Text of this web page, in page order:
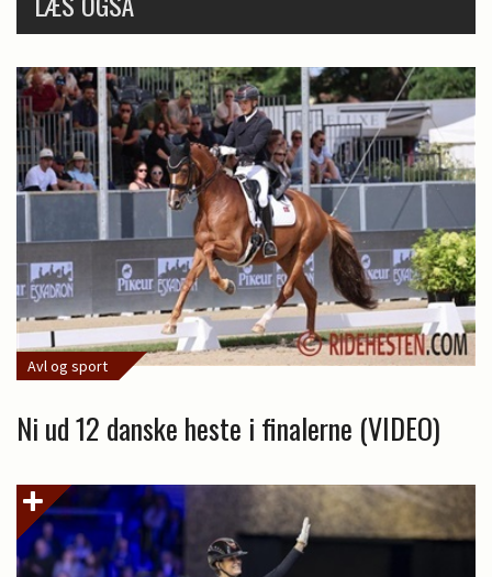
Avl og sport
Ni ud 12 danske heste i finalerne (VIDEO)